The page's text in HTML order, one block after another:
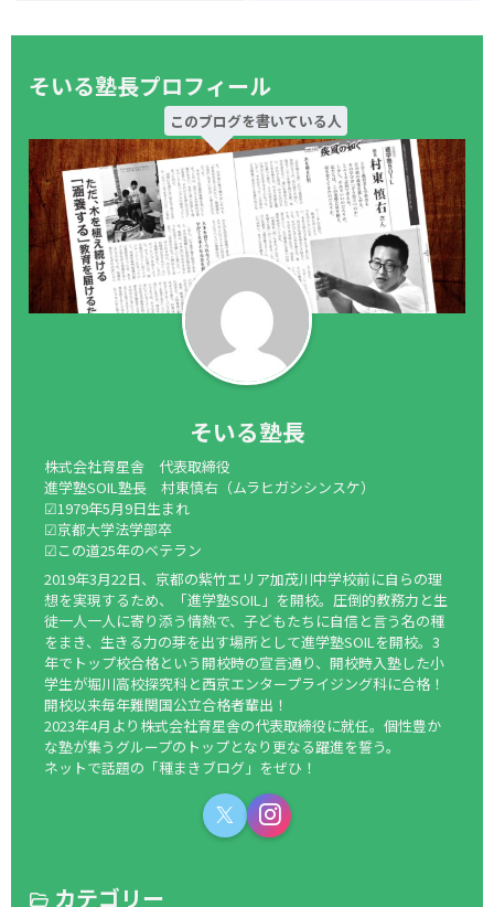
そいる塾長プロフィール
このブログを書いている人
そいる塾長
株式会社育星舎 代表取締役
進学塾SOIL塾長 村東慎右（ムラヒガシシンスケ）
☑1979年5月9日生まれ
☑京都大学法学部卒
☑この道25年のベテラン
2019年3月22日、京都の紫竹エリア加茂川中学校前に自らの理
想を実現するため、「進学塾SOIL」を開校。圧倒的教務力と生
徒一人一人に寄り添う情熱で、子どもたちに自信と言う名の種
をまき、生きる力の芽を出す場所として進学塾SOILを開校。3
年でトップ校合格という開校時の宣言通り、開校時入塾した小
学生が堀川高校探究科と西京エンタープライジング科に合格！
開校以来毎年難関国公立合格者輩出！
2023年4月より株式会社育星舎の代表取締役に就任。個性豊か
な塾が集うグループのトップとなり更なる躍進を誓う。
ネットで話題の「種まきブログ」をぜひ！
カテゴリー